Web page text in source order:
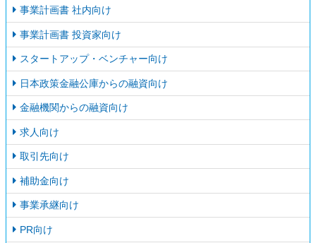
事業計画書 社内向け
事業計画書 投資家向け
スタートアップ・ベンチャー向け
日本政策金融公庫からの融資向け
金融機関からの融資向け
求人向け
取引先向け
補助金向け
事業承継向け
PR向け